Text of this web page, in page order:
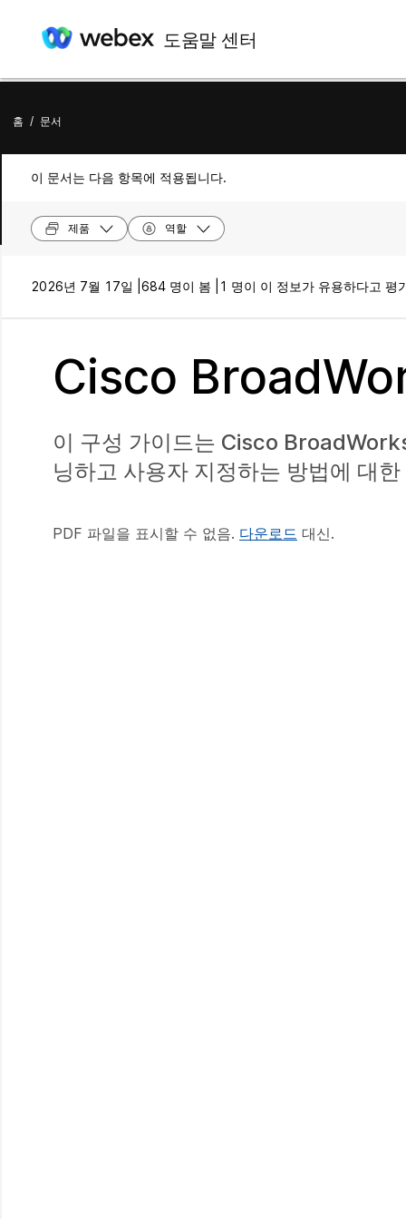
도움말 센터
홈 / 문서
이 문서는 다음 항목에 적용됩니다.
제품 역할
2026년 7월 17일 | 684 명이 봄 | 1 명이 이 정보가 유용하다고 평
Cisco
이 구성 가이드는 Cisco
닝하고 사용자 지정하는 방법에 대
PDF 파일을 표시할 수 없음. 다운로드 대신.